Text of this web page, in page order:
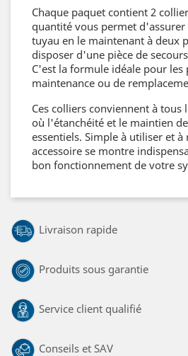
Chaque paquet contient 2
quantité vous permet
tuyau en le maintenant à deux
disposer d'une pièce de
C'est la formule idéale pour les
maintenance ou de
Ces colliers conviennent à tous
où l'étanchéité et le maintien
essentiels. Simple à utiliser et
accessoire se montre
bon fonctionnement de votre
Livraison rapide
Produits sous garantie
Service client qualifié
Conseils et SAV